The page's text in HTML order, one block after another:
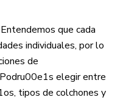
que cada
individuales, por lo
de
elegir entre
tipos de colchones y